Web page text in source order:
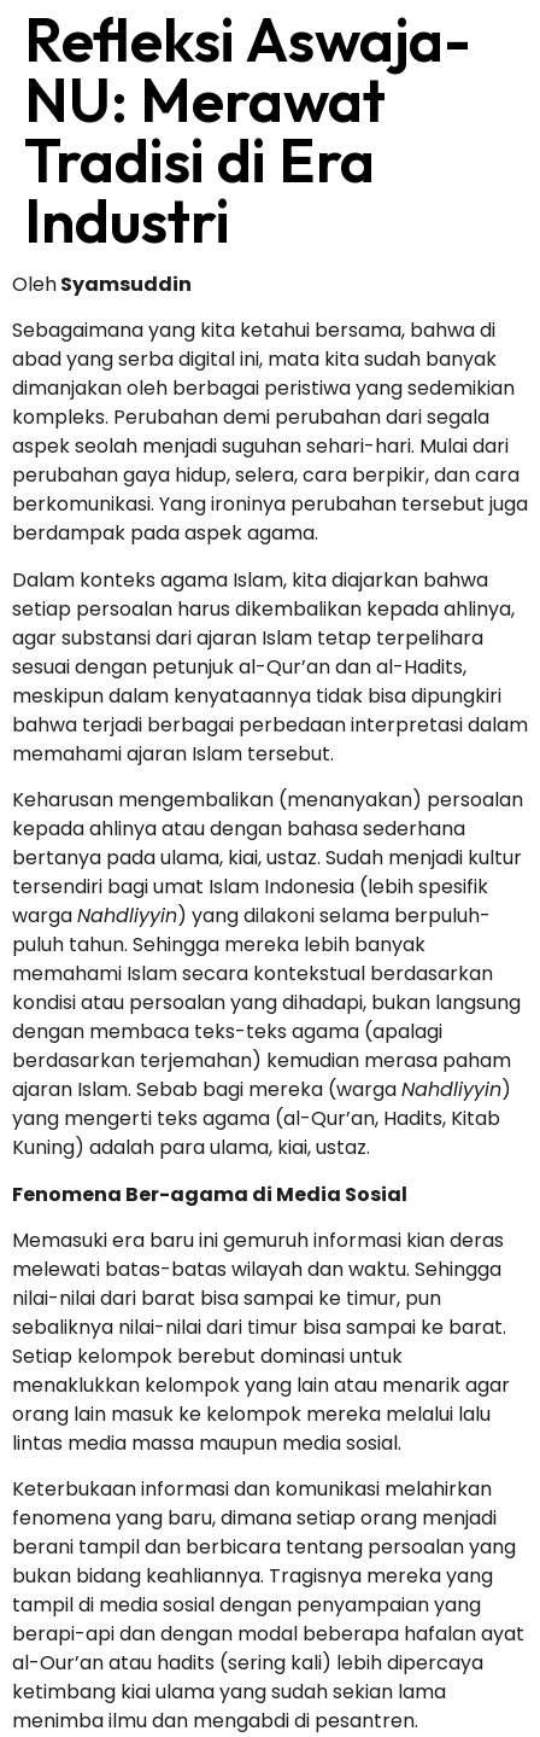
Refleksi Aswaja-
NU: Merawat
Tradisi di Era
Industri
OlehSyamsuddin
Sebagaimana yang kita ketahui bersama, bahwa di
abad yang serba digital ini, mata kita sudah banyak
dimanjakan oleh berbagai peristiwa yang sedemikian
kompleks. Perubahan demi perubahan dari segala
aspek seolah menjadi suguhan sehari-hari. Mulai dari
perubahan gaya hidup, selera, cara berpikir, dan cara
berkomunikasi. Yang ironinya perubahan tersebut juga
berdampak pada aspek agama.
Dalam konteks agama Islam, kita diajarkan bahwa
setiap persoalan harus dikembalikan kepada ahlinya,
agar substansi dari ajaran Islam tetap terpelihara
sesuai dengan petunjuk al-Qur’an dan al-Hadits,
meskipun dalam kenyataannya tidak bisa dipungkiri
bahwa terjadi berbagai perbedaan interpretasi dalam
memahami ajaran Islam tersebut.
Keharusan mengembalikan (menanyakan) persoalan
kepada ahlinya atau dengan bahasa sederhana
bertanya pada ulama, kiai, ustaz. Sudah menjadi kultur
tersendiri bagi umat Islam Indonesia (lebih spesifik
wargaNahdliyyin) yang dilakoni selama berpuluh-
puluh tahun. Sehingga mereka lebih banyak
memahami Islam secara kontekstual berdasarkan
kondisi atau persoalan yang dihadapi, bukan langsung
dengan membaca teks-teks agama (apalagi
berdasarkan terjemahan) kemudian merasa paham
ajaran Islam. Sebab bagi mereka (wargaNahdliyyin)
yang mengerti teks agama (al-Qur’an, Hadits, Kitab
Kuning) adalah para ulama, kiai, ustaz.
Fenomena Ber-agama di Media Sosial
Memasuki era baru ini gemuruh informasi kian deras
melewati batas-batas wilayah dan waktu. Sehingga
nilai-nilai dari barat bisa sampai ke timur, pun
sebaliknya nilai-nilai dari timur bisa sampai ke barat.
Setiap kelompok berebut dominasi untuk
menaklukkan kelompok yang lain atau menarik agar
orang lain masuk ke kelompok mereka melalui lalu
lintas media massa maupun media sosial.
Keterbukaan informasi dan komunikasi melahirkan
fenomena yang baru, dimana setiap orang menjadi
berani tampil dan berbicara tentang persoalan yang
bukan bidang keahliannya. Tragisnya mereka yang
tampil di media sosial dengan penyampaian yang
berapi-api dan dengan modal beberapa hafalan ayat
al-Our’an atau hadits (sering kali) lebih dipercaya
ketimbang kiai ulama yang sudah sekian lama
menimba ilmu dan mengabdi di pesantren.